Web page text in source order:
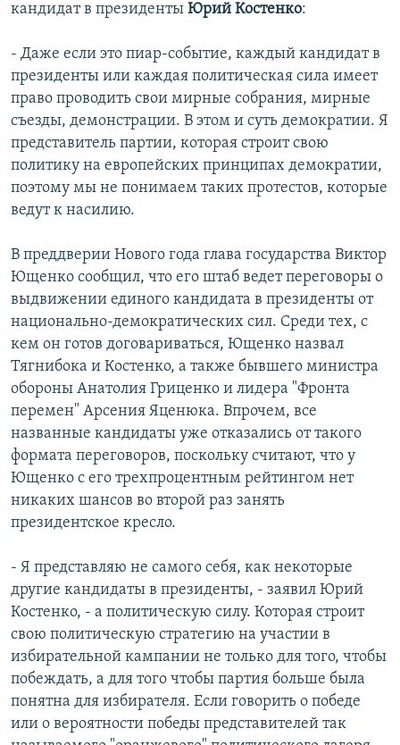
кандидат в президенты Юрий Костенко:
- Даже если это пиар-событие, каждый кандидат в
президенты или каждая политическая сила имеет
право проводить свои мирные собрания, мирные
съезды, демонстрации. В этом и суть демократии. Я
представитель партии, которая строит свою
политику на европейских принципах демократии,
поэтому мы не понимаем таких протестов, которые
ведут к насилию.
В преддверии Нового года глава государства Виктор
Ющенко сообщил, что его штаб ведет переговоры о
выдвижении единого кандидата в президенты от
национально-демократических сил. Среди тех, с
кем он готов договариваться, Ющенко назвал
Тягнибока и Костенко, а также бывшего министра
обороны Анатолия Гриценко и лидера "Фронта
перемен" Арсения Яценюка. Впрочем, все
названные кандидаты уже отказались от такого
формата переговоров, поскольку считают, что у
Ющенко с его трехпроцентным рейтингом нет
никаких шансов во второй раз занять
президентское кресло.
- Я представляю не самого себя, как некоторые
другие кандидаты в президенты, - заявил Юрий
Костенко, - а политическую силу. Которая строит
свою политическую стратегию на участии в
избирательной кампании не только для того, чтобы
побеждать, а для того чтобы партия больше была
понятна для избирателя. Если говорить о победе
или о вероятности победы представителей так